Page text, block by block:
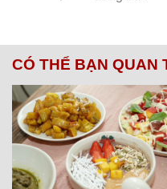
CÓ THỂ BẠN QUAN